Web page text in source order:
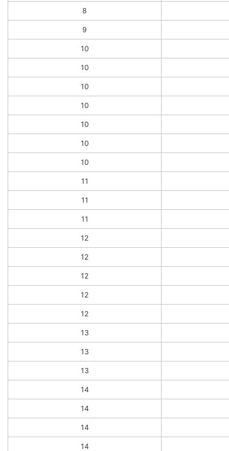
8
9
10
10
10
10
10
10
10
11
11
11
12
12
12
12
12
13
13
13
14
14
14
14